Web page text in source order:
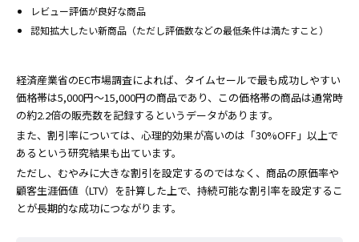
レビュー評価が良好な商品
認知拡大したい新商品（ただし評価数などの最低条件は満たすこと）
経済産業省のEC市場調査によれば、タイムセールで最も成功しやすい
価格帯は5,000円〜15,000円の商品であり、この価格帯の商品は通常時
の約2.2倍の販売数を記録するというデータがあります。
また、割引率については、心理的効果が高いのは「30%OFF」以上で
あるという研究結果も出ています。
ただし、むやみに大きな割引を設定するのではなく、商品の原価率や
顧客生涯価値（LTV）を計算した上で、持続可能な割引率を設定するこ
とが長期的な成功につながります。